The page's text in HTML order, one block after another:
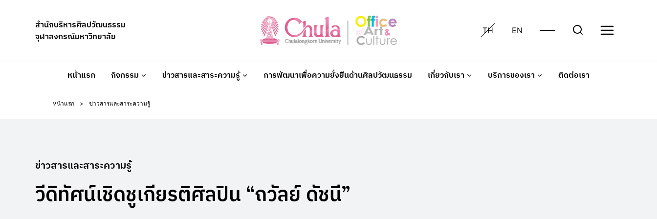
สำนักบริหารศิลปวัฒนธรรม
จุฬาลงกรณ์มหาวิทยาลัย
TH EN
หน้าแรก กิจกรรม ข่าวสารและสาระความรู้ การพัฒนาเพื่อความยั่งยืนด้านศิลปวัฒนธรรม เกี่ยวกับเรา บริการของเรา ติดต่อเรา
หน้าแรก > ข่าวสารและสาระความรู้
ข่าวสารและสาระความรู้
วีดิทัศน์เชิดชูเกียรติศิลปิน “ถวัลย์ ดัชนี”